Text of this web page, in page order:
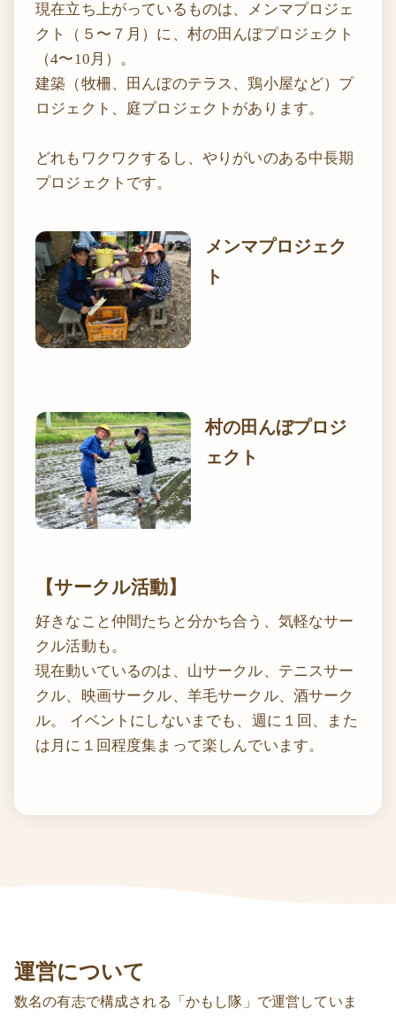
現在立ち上がっているものは、メンマプロジェ
クト（５〜７月）に、村の田んぼプロジェクト
（4〜10月）。
建築（牧柵、田んぼのテラス、鶏小屋など）プ
ロジェクト、庭プロジェクトがあります。
どれもワクワクするし、やりがいのある中長期
プロジェクトです。
メンマプロジェク
ト
村の田んぼプロジ
ェクト
【サークル活動】
好きなこと仲間たちと分かち合う、気軽なサー
クル活動も。
現在動いているのは、山サークル、テニスサー
クル、映画サークル、羊毛サークル、酒サーク
ル。 イベントにしないまでも、週に１回、また
は月に１回程度集まって楽しんでいます。
運営について
数名の有志で構成される「かもし隊」で運営していま